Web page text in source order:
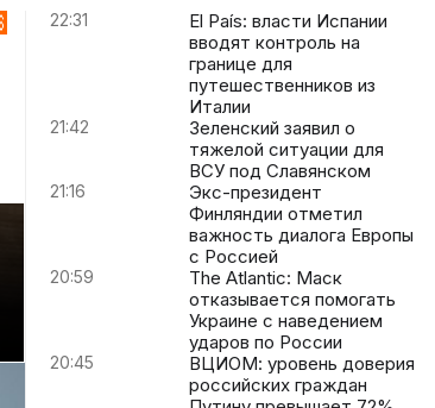
22:31
El País: власти Испании
вводят контроль на
границе для
путешественников из
Италии
21:42
Зеленский заявил о
тяжелой ситуации для
ВСУ под Славянском
21:16
Экс-президент
Финляндии отметил
важность диалога Европы
с Россией
20:59
The Atlantic: Маск
отказывается помогать
Украине с наведением
ударов по России
20:45
ВЦИОМ: уровень доверия
российских граждан